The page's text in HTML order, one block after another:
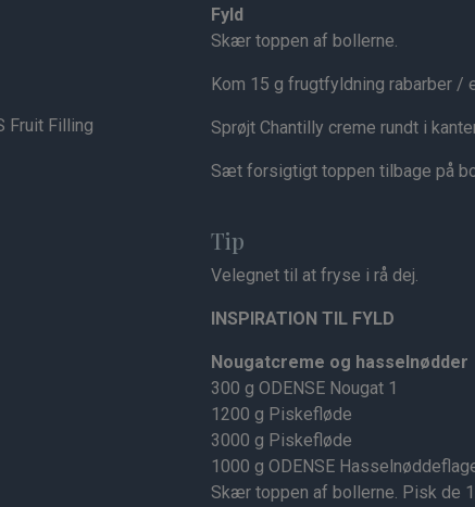
Fruit Filling
Fyld
Skær toppen af bollerne.
Kom 15 g frugtfyldning rabarber /
Sprøjt Chantilly creme rundt i
Sæt forsigtigt toppen tilbage på
Tip
Velegnet til at fryse i rå dej.
INSPIRATION TIL FYLD
Nougatcreme og hasselnødder
300 g ODENSE Nougat 1
1200 g Piskefløde
3000 g Piskefløde
1000 g ODENSE
Skær toppen af bollerne. Pisk de